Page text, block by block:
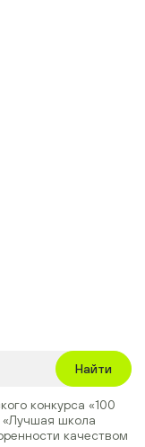
Найти
конкурса «100
«Лучшая школа
качеством